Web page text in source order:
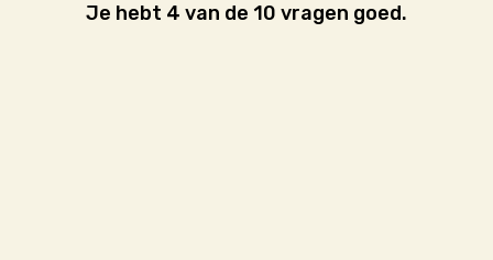
Je hebt 4 van de 10 vragen goed.